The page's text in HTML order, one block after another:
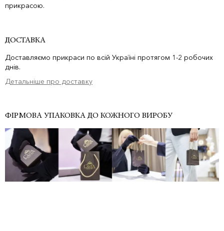
прикрасою.
ДОСТАВКА
Доставляємо прикраси по всій Україні протягом 1-2 робочих
днів.
Детальніше про доставку
ФІРМОВА УПАКОВКА ДО КОЖНОГО ВИРОБУ